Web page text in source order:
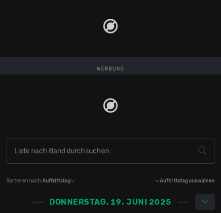
WERBUNG
Sortieren nach:Auftrittstag Auftrittstag auswählen
DONNERSTAG, 19. JUNI 2025